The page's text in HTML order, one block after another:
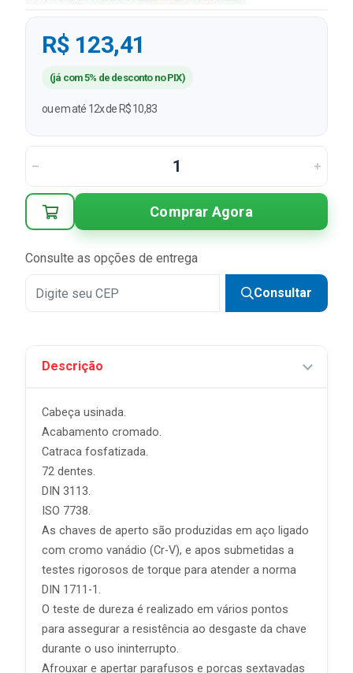
R$ 123,41
(já com 5% de desconto no PIX)
ou em até 12x de R$ 10,83
Comprar Agora
Consulte as opções de entrega
Consultar
Descrição
Cabeça usinada.
Acabamento cromado.
Catraca fosfatizada.
72 dentes.
DIN 3113.
ISO 7738.
As chaves de aperto são produzidas em aço ligado
com cromo vanádio (Cr-V), e apos submetidas a
testes rigorosos de torque para atender a norma
DIN 1711-1.
O teste de dureza é realizado em vários pontos
para assegurar a resistência ao desgaste da chave
durante o uso ininterrupto.
Afrouxar e apertar parafusos e porcas sextavadas